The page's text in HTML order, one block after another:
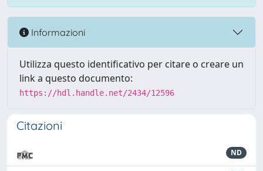
Informazioni
Utilizza questo identificativo per citare o creare un
link a questo documento:
https://hdl.handle.net/2434/12596
Citazioni
ND